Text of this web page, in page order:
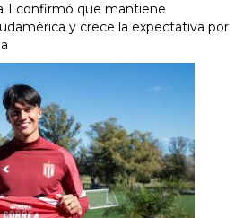
1 confirmó que mantiene
y crece la expectativa por